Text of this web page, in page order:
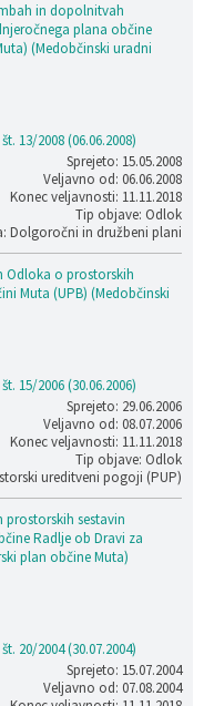
in dopolnitvah
plana občine
(Medobčinski uradni
13/2008 (06.06.2008)
Sprejeto: 15.05.2008
Veljavno od: 06.06.2008
Konec veljavnosti: 11.11.2018
Tip objave: Odlok
Dolgoročni in družbeni plani
Odloka o prostorskih
Muta (UPB) (Medobčinski
15/2006 (30.06.2006)
Sprejeto: 29.06.2006
Veljavno od: 08.07.2006
Konec veljavnosti: 11.11.2018
Tip objave: Odlok
ureditveni pogoji (PUP)
sestavin
Radlje ob Dravi za
plan občine Muta)
20/2004 (30.07.2004)
Sprejeto: 15.07.2004
Veljavno od: 07.08.2004